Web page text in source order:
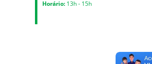
Horário: 13h - 15h